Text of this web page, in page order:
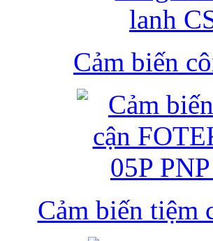
Cảm biến
Cảm biến tiệm